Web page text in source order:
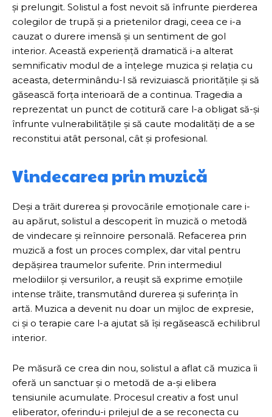
și prelungit. Solistul a fost nevoit să înfrunte pierderea
colegilor de trupă și a prietenilor dragi, ceea ce i-a
cauzat o durere imensă și un sentiment de gol
interior. Această experiență dramatică i-a alterat
semnificativ modul de a înțelege muzica și relația cu
aceasta, determinându-l să revizuiască prioritățile și să
găsească forța interioară de a continua. Tragedia a
reprezentat un punct de cotitură care l-a obligat să-și
înfrunte vulnerabilitățile și să caute modalități de a se
reconstitui atât personal, cât și profesional.
Vindecarea prin muzică
Deși a trăit durerea și provocările emoționale care i-
au apărut, solistul a descoperit în muzică o metodă
de vindecare și reînnoire personală. Refacerea prin
muzică a fost un proces complex, dar vital pentru
depășirea traumelor suferite. Prin intermediul
melodiilor și versurilor, a reușit să exprime emoțiile
intense trăite, transmutând durerea și suferința în
artă. Muzica a devenit nu doar un mijloc de expresie,
ci și o terapie care l-a ajutat să își regăsească echilibrul
interior.
Pe măsură ce crea din nou, solistul a aflat că muzica îi
oferă un sanctuar și o metodă de a-și elibera
tensiunile acumulate. Procesul creativ a fost unul
eliberator, oferindu-i prilejul de a se reconecta cu